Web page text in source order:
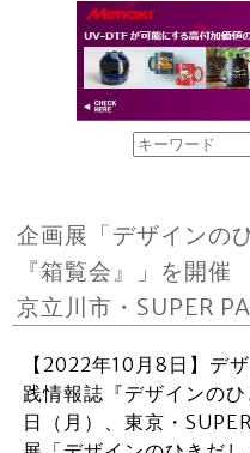
企画展「デザインの
『箱覧会』」を開
京立川市・SUPER
【2022年10月8日】デ
践情報誌『デザインの
日（月）、東京・